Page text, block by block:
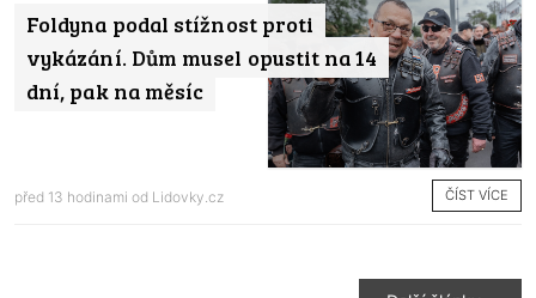
Foldyna podal stížnost proti
vykázání. Dům musel opustit na 14
dní, pak na měsíc
před 13 hodinami od Lidovky.cz ČÍST VÍCE